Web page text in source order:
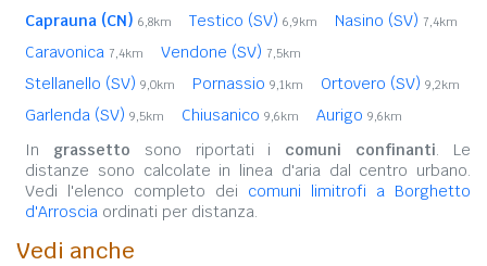
Caprauna (CN) 6,8km Testico (SV) 6,9km Nasino (SV) 7,4km
Caravonica 7,4km Vendone (SV) 7,5km
Stellanello (SV) 9,0km Pornassio 9,1km Ortovero (SV) 9,2km
Garlenda (SV) 9,5km Chiusanico 9,6km Aurigo 9,6km
In grassetto sono riportati i comuni confinanti. Le
distanze sono calcolate in linea d'aria dal centro urbano.
Vedi l'elenco completo dei comuni limitrofi a Borghetto
d'Arroscia ordinati per distanza.
Vedi anche